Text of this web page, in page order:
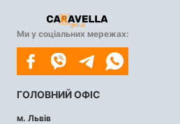
Ми у соціальних мережах:
ГОЛОВНИЙ ОФІС
м. Львів